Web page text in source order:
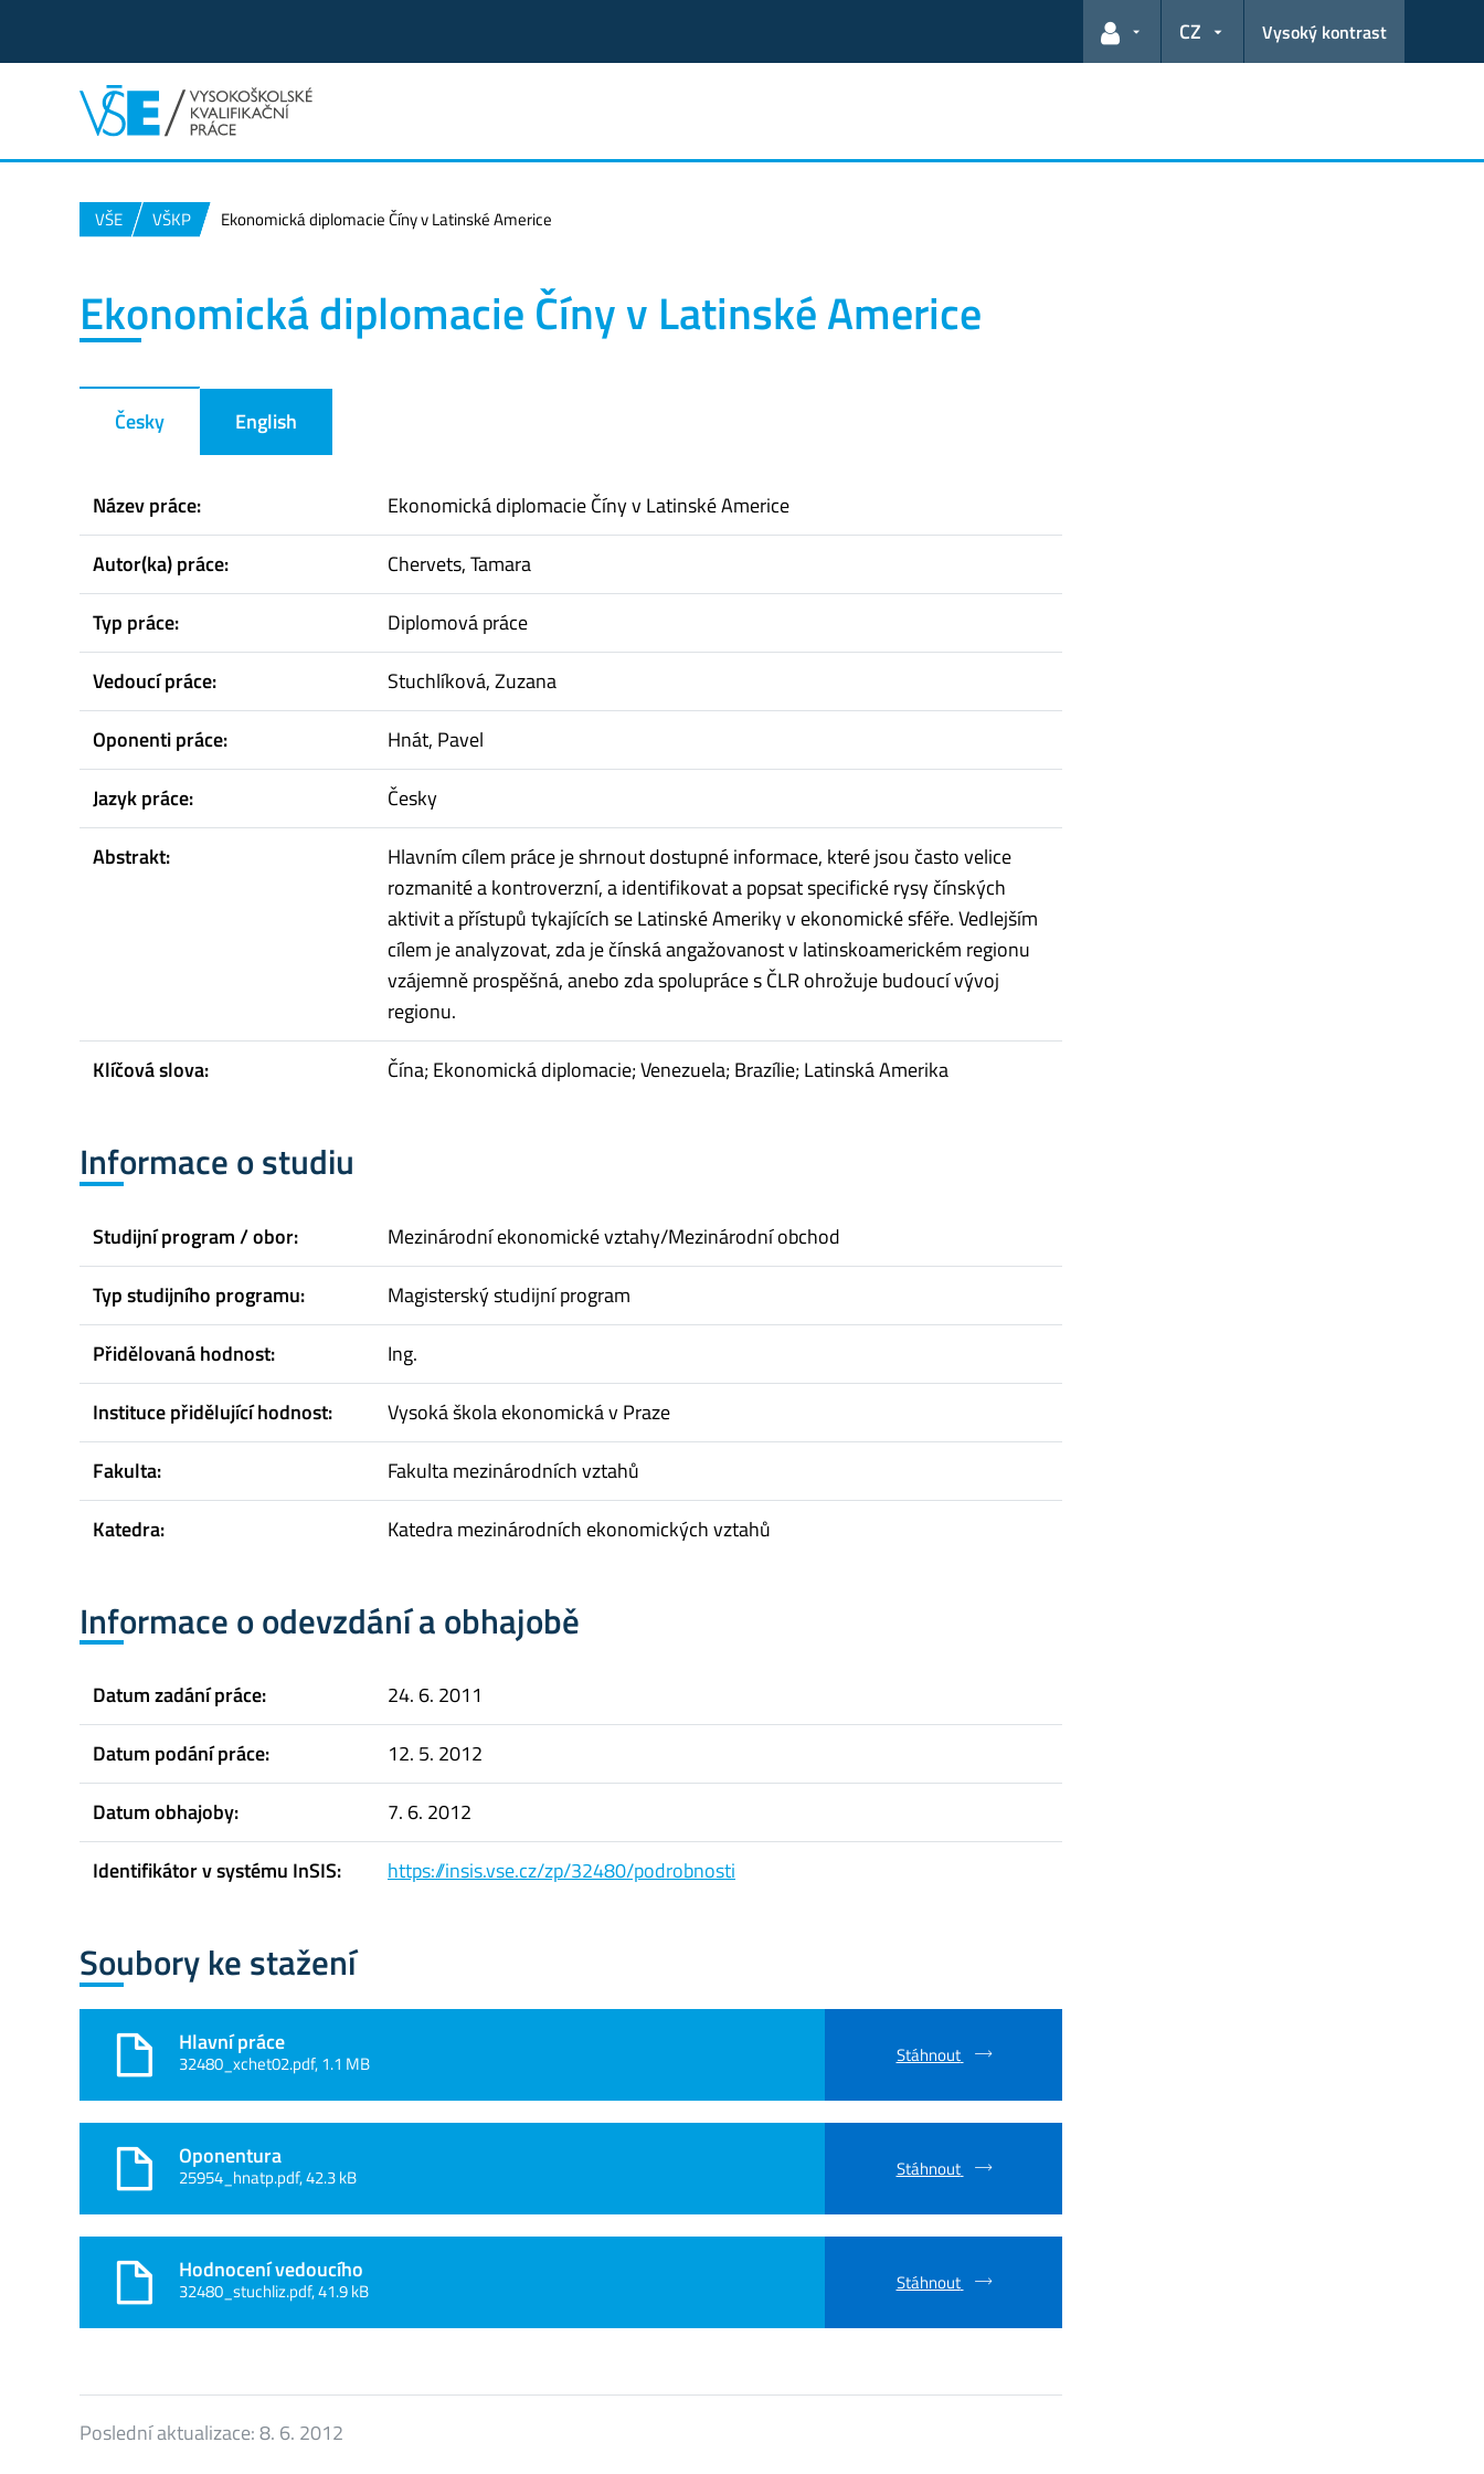
Odkazy pro uživatele
CZ Vysoký kontrast
VŠE VŠKP Ekonomická diplomacie Číny v Latinské Americe
Ekonomická diplomacie Číny v Latinské Americe
Česky English
Název práce:
Ekonomická diplomacie Číny v Latinské Americe
Autor(ka) práce:
Chervets, Tamara
Typ práce:
Diplomová práce
Vedoucí práce:
Stuchlíková, Zuzana
Oponenti práce:
Hnát, Pavel
Jazyk práce:
Česky
Abstrakt:
Hlavním cílem práce je shrnout dostupné informace, které jsou často velice
rozmanité a kontroverzní, a identifikovat a popsat specifické rysy čínských
aktivit a přístupů tykajících se Latinské Ameriky v ekonomické sféře. Vedlejším
cílem je analyzovat, zda je čínská angažovanost v latinskoamerickém regionu
vzájemně prospěšná, anebo zda spolupráce s ČLR ohrožuje budoucí vývoj
regionu.
Klíčová slova:
Čína; Ekonomická diplomacie; Venezuela; Brazílie; Latinská Amerika
Informace o studiu
Studijní program / obor:
Mezinárodní ekonomické vztahy/Mezinárodní obchod
Typ studijního programu:
Magisterský studijní program
Přidělovaná hodnost:
Ing.
Instituce přidělující hodnost:
Vysoká škola ekonomická v Praze
Fakulta:
Fakulta mezinárodních vztahů
Katedra:
Katedra mezinárodních ekonomických vztahů
Informace o odevzdání a obhajobě
Datum zadání práce:
24. 6. 2011
Datum podání práce:
12. 5. 2012
Datum obhajoby:
7. 6. 2012
Identifikátor v systému InSIS:
https://insis.vse.cz/zp/32480/podrobnosti
Soubory ke stažení
Hlavní práce
32480_xchet02.pdf, 1.1 MB Stáhnout
Oponentura
25954_hnatp.pdf, 42.3 kB Stáhnout
Hodnocení vedoucího
32480_stuchliz.pdf, 41.9 kB Stáhnout
Poslední aktualizace:8. 6. 2012